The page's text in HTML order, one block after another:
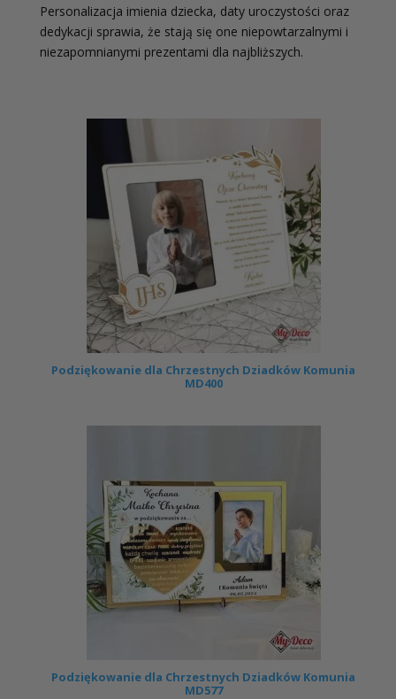
Personalizacja imienia dziecka, daty uroczystości oraz
dedykacji sprawia, że stają się one niepowtarzalnymi i
niezapomnianymi prezentami dla najbliższych.
Podziękowanie dla Chrzestnych Dziadków Komunia
MD400
Podziękowanie dla Chrzestnych Dziadków Komunia
MD577